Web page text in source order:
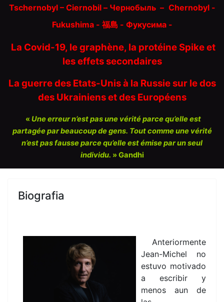
Tschernobyl – Ciernobil – Чернобыль – Chernobyl -
Fukushima - 福島 - Фукусима -
La Covid-19, le graphène, la protéine Spike et
les effets secondaires
La guerre des Etats-Unis à la Russie sur le dos
des Ukrainiens et des Européens
« Une erreur n’est pas une vérité parce qu’elle est
partagée par beaucoup de gens. Tout comme une vérité
n’est pas fausse parce qu’elle est émise par un seul
individu. » Gandhi
Biografia
Anteriormente
Jean-Michel no
estuvo motivado
a escribir y
menos aun de